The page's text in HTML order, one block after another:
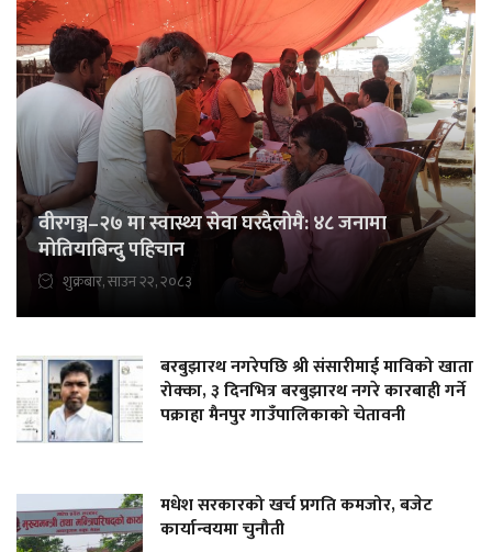
वीरगञ्ज–२७ मा स्वास्थ्य सेवा घरदैलोमै: ४८ जनामा
मोतियाबिन्दु पहिचान
शुक्रबार, साउन २२, २०८३
बरबुझारथ नगरेपछि श्री संसारीमाई माविको खाता
रोक्का, ३ दिनभित्र बरबुझारथ नगरे कारबाही गर्ने
पक्राहा मैनपुर गाउँपालिकाको चेतावनी
मधेश सरकारको खर्च प्रगति कमजोर, बजेट
कार्यान्वयमा चुनौती